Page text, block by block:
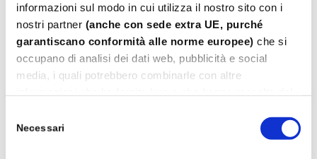
informazioni sul modo in cui utilizza il nostro sito con i
nostri partner (anche con sede extra UE, purché
garantiscano conformità alle norme europee) che si
occupano di analisi dei dati web, pubblicità e social
media, i quali potrebbero combinarle con altre
LeggiCookie Policy.
delNecessari
Medaglie per Ricorrenze